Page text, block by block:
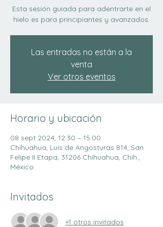
Esta sesión guiada para adentrarte en el
hielo es para principiantes y avanzados.
Las entradas no están a la
venta
Ver otros eventos
Horario y ubicación
08 sept 2024, 12:30 – 15:00
Chihuahua, Luis de Angosturas 814, San
Felipe II Etapa, 31206 Chihuahua, Chih.,
México
Invitados
+1 otros invitados